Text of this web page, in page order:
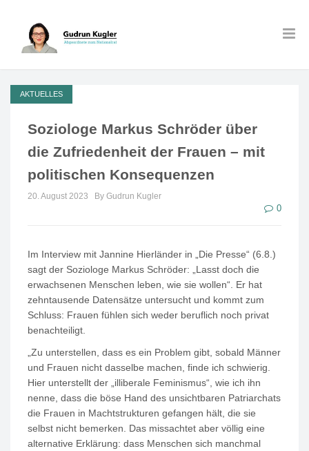
AKTUELLES
Soziologe Markus Schröder über
die Zufriedenheit der Frauen – mit
politischen Konsequenzen
20. August 2023 By Gudrun Kugler
0
Im Interview mit Jannine Hierländer in „Die Presse“ (6.8.)
sagt der Soziologe Markus Schröder: „Lasst doch die
erwachsenen Menschen leben, wie sie wollen“. Er hat
zehntausende Datensätze untersucht und kommt zum
Schluss: Frauen fühlen sich weder beruflich noch privat
benachteiligt.
„Zu unterstellen, dass es ein Problem gibt, sobald Männer
und Frauen nicht dasselbe machen, finde ich schwierig.
Hier unterstellt der „illiberale Feminismus“, wie ich ihn
nenne, dass die böse Hand des unsichtbaren Patriarchats
die Frauen in Machtstrukturen gefangen hält, die sie
selbst nicht bemerken. Das missachtet aber völlig eine
alternative Erklärung: dass Menschen sich manchmal